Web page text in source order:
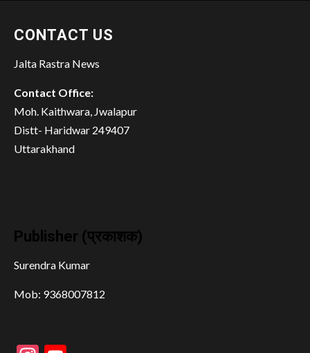
CONTACT US
Jalta Rastra News
Contact Office:
Moh. Kaithwara, Jwalapur
Distt- Haridwar 249407
Uttarakhand
Publisher (प्रकाशक)
Surendra Kumar
Mob: 9368007812